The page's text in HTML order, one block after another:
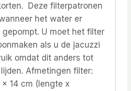
Deze filterpatronen
het water er
U moet het filter
als u de jacuzzi
omdat dit anders tot
Afmetingen filter:
14 cm (lengte x